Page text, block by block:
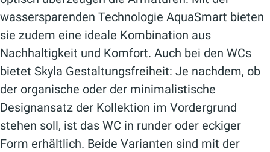
wassersparenden Technologie AquaSmart bieten
sie zudem eine ideale Kombination aus
Nachhaltigkeit und Komfort. Auch bei den WCs
bietet Skyla Gestaltungsfreiheit: Je nachdem, ob
der organische oder der minimalistische
Designansatz der Kollektion im Vordergrund
stehen soll, ist das WC in runder oder eckiger
Form erhältlich. Beide Varianten sind mit der